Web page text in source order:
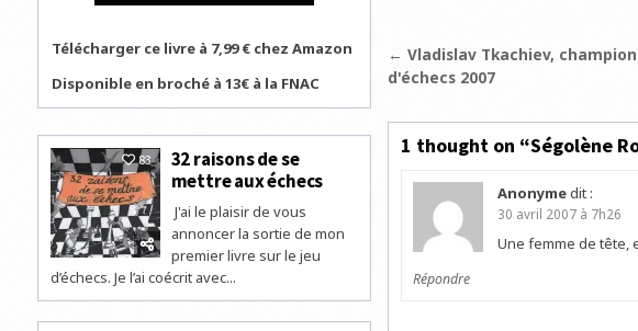
Navigation
de
l’article
← Vladislav Tkachiev,
d'échecs 2007
1 thought on “Ségolène
Anonymedit :
30 avril 2007 à 7h26
Une femme de tête,
Répondre
Télécharger ce livre à 7,99 € chez Amazon
Disponible en broché à 13€ à la FNAC
83
32 raisons de se
mettre aux échecs
J'ai le plaisir de vous
annoncer la sortie de mon
premier livre sur le jeu
d’échecs. Je l’ai coécrit avec...